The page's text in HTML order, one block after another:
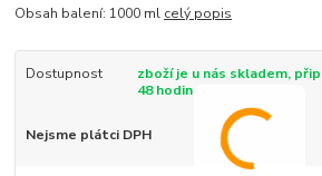
Obsah balení: 1000 ml celý popis
Dostupnost
zboží je u nás skladem,
48 hodin
Nejsme plátci DPH